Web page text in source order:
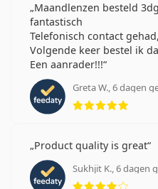
Maandlenzen besteld
fantastisch
Telefonisch contact
Volgende keer bestel ik
Een aanrader!!!
Greta W., 6 dagen
Product quality is great
Sukhjit K., 6 dagen